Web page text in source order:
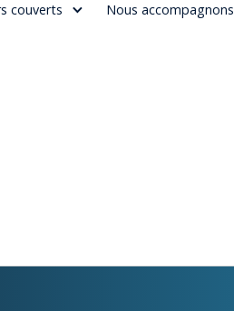
couverts Nous accompagnons